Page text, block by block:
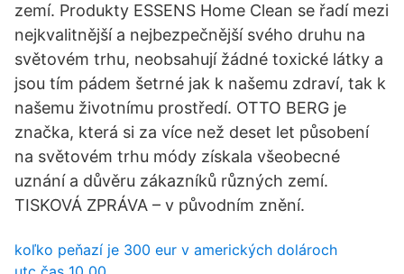
zemí. Produkty ESSENS Home Clean se řadí mezi
nejkvalitnější a nejbezpečnější svého druhu na
světovém trhu, neobsahují žádné toxické látky a
jsou tím pádem šetrné jak k našemu zdraví, tak k
našemu životnímu prostředí. OTTO BERG je
značka, která si za více než deset let působení
na světovém trhu módy získala všeobecné
uznání a důvěru zákazníků různých zemí.
TISKOVÁ ZPRÁVA – v původním znění.
koľko peňazí je 300 eur v amerických dolároch